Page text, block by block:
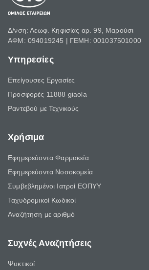
Δ/νση: Λεωφ. Κηφισίας αρ. 99, Μαρούσι
ΑΦΜ: 094019245 | ΓΕΜΗ: 001037501000
Υπηρεσίες
Επείγουσες Εργασίες
Προσφορές 11888 giaola
Ραντεβού με Τεχνικούς
Χρήσιμα
Εφημερεύοντα Φαρμακεία
Εφημερεύοντα Νοσοκομεία
Συμβεβλημένοι Ιατροί ΕΟΠΥΥ
Ταχυδρομικοί Κωδικοί
Αναζήτηση με αριθμό
Συχνές Αναζητήσεις
Ψυκτικοί